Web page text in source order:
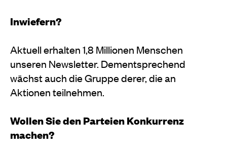
Inwiefern?
Aktuell erhalten 1,8 Millionen Menschen
unseren Newsletter. Dementsprechend
wächst auch die Gruppe derer, die an
Aktionen teilnehmen.
Wollen Sie den Parteien Konkurrenz
machen?